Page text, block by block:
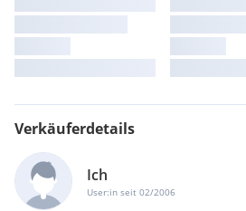
Verkäuferdetails
Ich
User:in seit 02/2006